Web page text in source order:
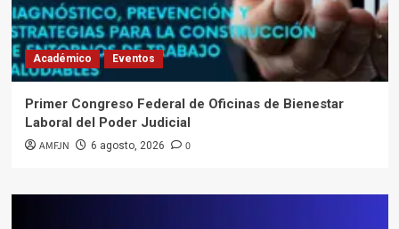
Académico Eventos
Primer Congreso Federal de Oficinas de Bienestar
Laboral del Poder Judicial
AMFJN 6 agosto, 2026 0